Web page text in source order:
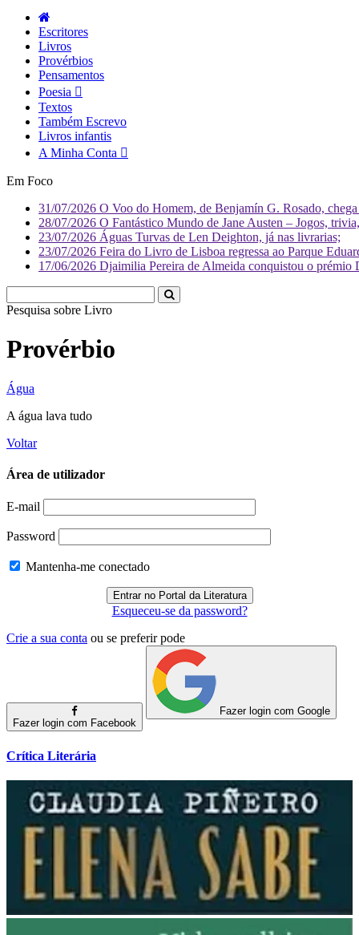
Escritores
Livros
Provérbios
Pensamentos
Poesia
Textos
Também Escrevo
Livros infantis
A Minha Conta
Em Foco
31/07/2026 O Voo do Homem, de Benjamín G. Rosado,
28/07/2026 O Fantástico Mundo de Jane Austen – Jogos,
23/07/2026 Águas Turvas de Len Deighton, já nas livrarias;
23/07/2026 Feira do Livro de Lisboa regressa ao Parque
17/06/2026 Djaimilia Pereira de Almeida conquistou o
Pesquisa sobre Li
Provérbio
Água
A água lava tudo
Voltar
Área de utilizador
E-mail
Password
Mantenha-me conectado
Esqueceu-se da password?
Crie a sua conta ou se preferir pode
Fazer login com Facebook
Fazer login com Google
Crítica Literária